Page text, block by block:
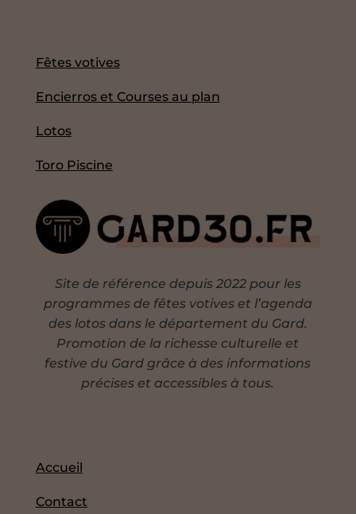
Fêtes votives
Encierros et Courses au plan
Lotos
Toro Piscine
Site de référence depuis 2022 pour les
programmes de fêtes votives et l’agenda
des lotos dans le département du Gard.
Promotion de la richesse culturelle et
festive du Gard grâce à des informations
précises et accessibles à tous.
Accueil
Contact